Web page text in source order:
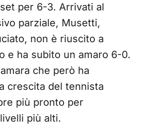
per 6-3. Arrivati al
parziale, Musetti,
non è riuscito a
e ha subito un amaro 6-0.
che però ha
crescita del tennista
più pronto per
più alti.